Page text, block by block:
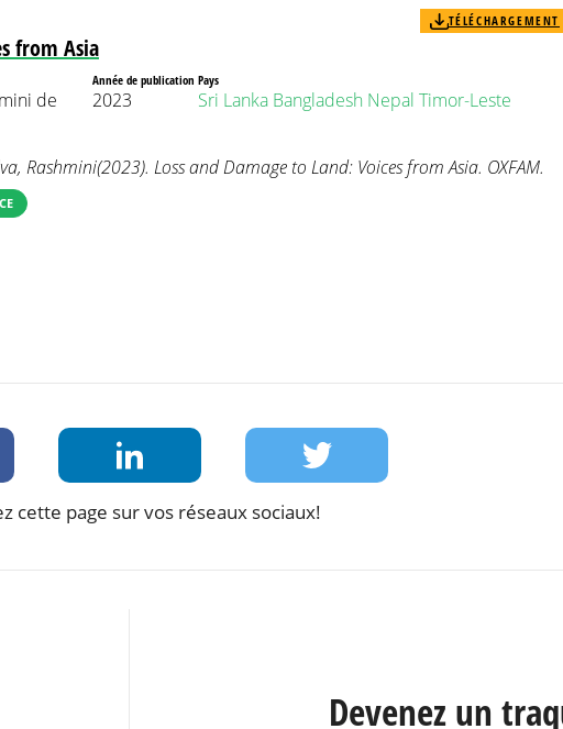
from Asia
TÉLÉCHARGEMENT
de
Année de publication
2023
Pays
Sri Lanka Bangladesh Nepal Timor-Leste
Rashmini(2023). Loss and Damage to Land: Voices from Asia. OXFAM.
cette page sur vos réseaux sociaux!
Devenez un